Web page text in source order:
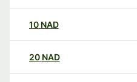
10 NAD
20 NAD